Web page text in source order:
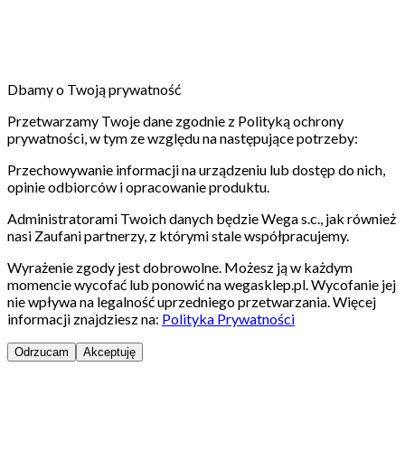
Dbamy o Twoją prywatność
Przetwarzamy Twoje dane zgodnie z Polityką ochrony
prywatności, w tym ze względu na następujące potrzeby:
Przechowywanie informacji na urządzeniu lub dostęp do nich,
opinie odbiorców i opracowanie produktu.
Administratorami Twoich danych będzie Wega s.c., jak również
nasi Zaufani partnerzy, z którymi stale współpracujemy.
Wyrażenie zgody jest dobrowolne. Możesz ją w każdym
momencie wycofać lub ponowić na wegasklep.pl. Wycofanie jej
nie wpływa na legalność uprzedniego przetwarzania. Więcej
informacji znajdziesz na: Polityka Prywatności
Odrzucam Akceptuję